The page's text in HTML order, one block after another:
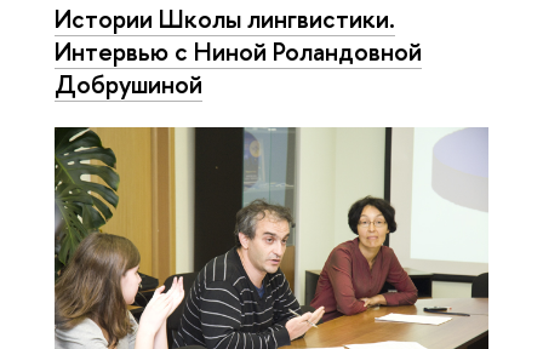
Истории Школы лингвистики.
Интервью с Ниной Роландовной
Добрушиной